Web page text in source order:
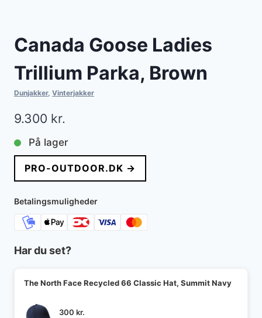
Canada Goose Ladies
Trillium Parka, Brown
Dunjakker, Vinterjakker
9.300 kr.
På lager
PRO-OUTDOOR.DK →
Betalingsmuligheder
Har du set?
The North Face Recycled 66 Classic Hat, Summit Navy
300 kr.